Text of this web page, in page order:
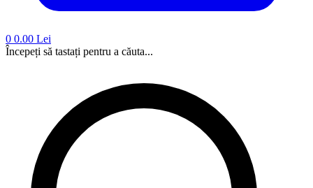
0 0.00 Lei
Începeți să tastați pentru a căuta...